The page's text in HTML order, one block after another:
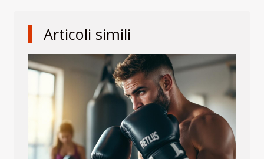
Articoli simili